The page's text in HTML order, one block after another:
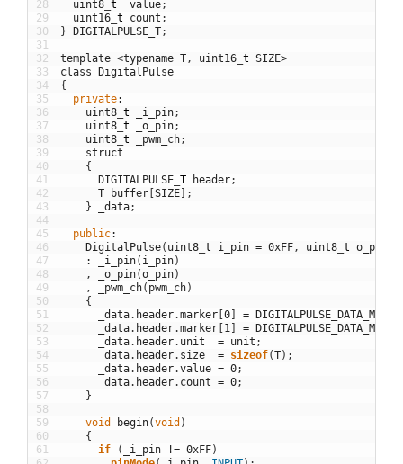
28
29
30
31
32
33
34
35
36
37
38
39
40
41
42
43
44
45
46
47
48
49
50
51
52
53
54
55
56
57
58
59
60
61
uint8 t value;
uint16 t count ;
} DIGITALPULSE_T;
template <typename T , uint16 t SIZE>
class DigitalPulse
{
private:
uint8 t _i_pin;
uint8 t _o_pin;
uint8 t _pwm_ch;
struct
{
DIGITALPULSE T header;
T
buffer [SIZE] ;
}
_data;
public:
DigitalPulse( uint8 t i_pin = 0xFF , uint8 t o_pin
:
_i_pin( i_pin)
,
_o_pin(o_pin)
,
_pwm_ch( pwm_ch)
{
_data. header.marker [0] =
_data. header.marker [1 ] =
_data. header. unit = unit ;
_data. header. size = sizeof(T) ;
_data. header.value = 0;
_data. header. count = 0;
}
void begin(void )
{
if
( _i_pin != 0xFF)